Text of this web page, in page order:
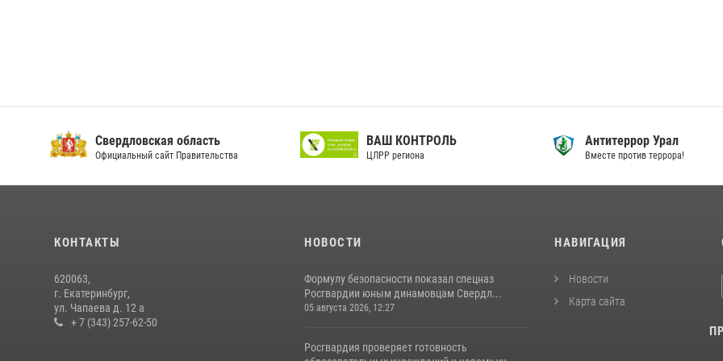
Свердловская область
Официальный сайт Правительства
ВАШ КОНТРОЛЬ
ЦЛРР региона
Антитеррор Урал
Вместе против террора!
КОНТАКТЫ
620063,
г. Екатеринбург,
ул. Чапаева д. 12 а
+ 7 (343) 257-62-50
НОВОСТИ
Формулу безопасности показал спецназ
Росгвардии юным динамовцам Свердл...
05 августа 2026, 12:27
Росгвардия проверяет готовность
НАВИГАЦИЯ
Новости
Карта сайта